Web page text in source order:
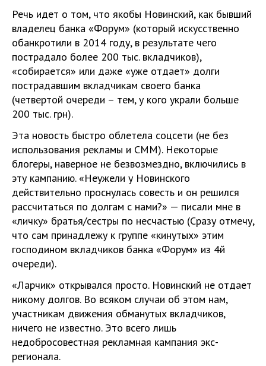
Речь идет о том, что якобы Новинский, как бывший
владелец банка «Форум» (который искусственно
обанкротили в 2014 году, в результате чего
пострадало более 200 тыс. вкладчиков),
«собирается» или даже «уже отдает» долги
пострадавшим вкладчикам своего банка
(четвертой очереди – тем, у кого украли больше
200 тыс. грн).
Эта новость быстро облетела соцсети (не без
использования рекламы и СММ). Некоторые
блогеры, наверное не безвозмездно, включились в
эту кампанию. «Неужели у Новинского
действительно проснулась совесть и он решился
рассчитаться по долгам с нами?» — писали мне в
«личку» братья/сестры по несчастью (Сразу отмечу,
что сам принадлежу к группе «кинутых» этим
господином вкладчиков банка «Форум» из 4й
очереди).
«Ларчик» открывался просто. Новинский не отдает
никому долгов. Во всяком случаи об этом нам,
участникам движения обманутых вкладчиков,
ничего не известно. Это всего лишь
недобросовестная рекламная кампания экс-
регионала.